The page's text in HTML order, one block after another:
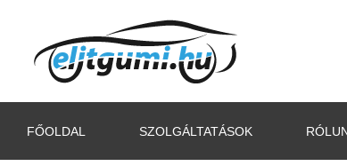
FŐOLDAL SZOLGÁLTATÁSOK